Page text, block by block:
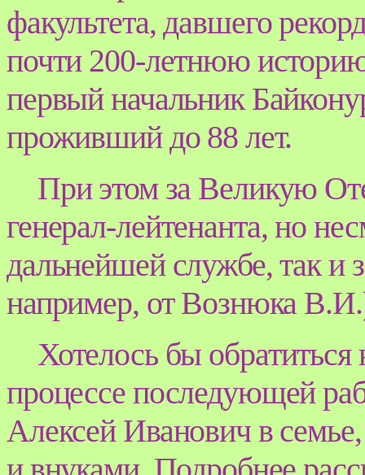
факультета, давшего
почти 200-летнюю
первый начальник
проживший до 88 лет.
При этом за Великую
генерал-лейтенанта, но
дальнейшей службе, так и
например, от Вознюка
Хотелось бы
процессе последующей
Алексей Иванович в